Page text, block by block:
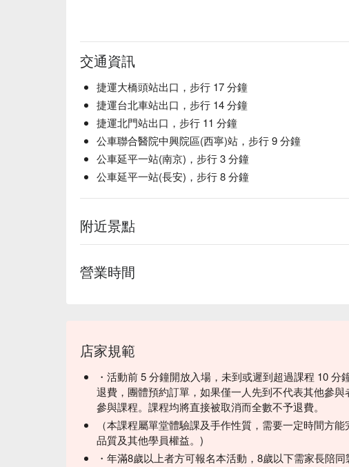
交通資訊
捷運大橋頭站出口，步行 17 分鐘
捷運台北車站出口，步行 14 分鐘
捷運北門站出口，步行 11 分鐘
公車聯合醫院中興院區(西寧)站，步行 9 分鐘
公車延平一站(南京)，步行 3 分鐘
公車延平一站(長安)，步行 8 分鐘
附近景點
營業時間
店家規範
・活動前 5 分鐘開放入場，未到或遲到超過課程 10
退費，團體預約訂單，如果僅一人先到不代表其他參
參與課程。課程均將直接被取消而全數不予退費。
（本課程屬單堂體驗課及手作性質，需要一定時間方
品質及其他學員權益。)
・年滿8歲以上者方可報名本活動，8歲以下需家長陪同